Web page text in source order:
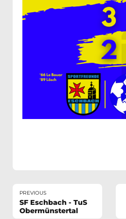
PREVIOUS
SF Eschbach - TuS
Obermünstertal